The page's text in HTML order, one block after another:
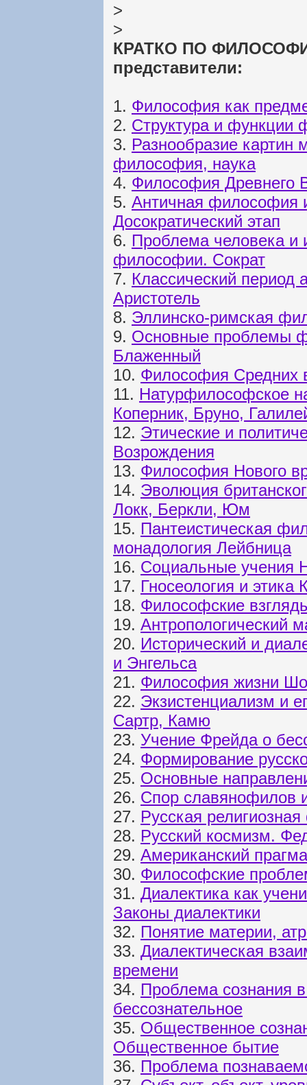
>
>
КРАТКО ПО
представители:
1. Философия как
2. Структура и функции
3. Разнообразие картин
философия, наука
4. Философия Древнего
5. Античная философия
Досократический этап
6. Проблема человека и
философии. Сократ
7. Классический
Аристотель
8. Эллинско-римская
9. Основные проблемы
Блаженный
10. Философия Средних
11. Натурфилософское
Коперник, Бруно,
12. Этические и
Возрождения
13. Философия Нового
14. Эволюция
Локк, Беркли, Юм
15. Пантеистическая
монадология Лейбница
16. Социальные учения
17. Гносеология и этика
18. Философские
19. Антропологический
20. Исторический и
и Энгельса
21. Философия жизни
22. Экзистенциализм и
Сартр, Камю
23. Учение Фрейда о
24. Формирование
25. Основные
26. Спор славянофилов
27. Русская
28. Русский космизм.
29. Американский
30. Философские
31. Диалектика как
Законы диалектики
32. Понятие материи,
33. Диалектическая
времени
34. Проблема сознания
бессознательное
35. Общественное
Общественное бытие
36. Проблема